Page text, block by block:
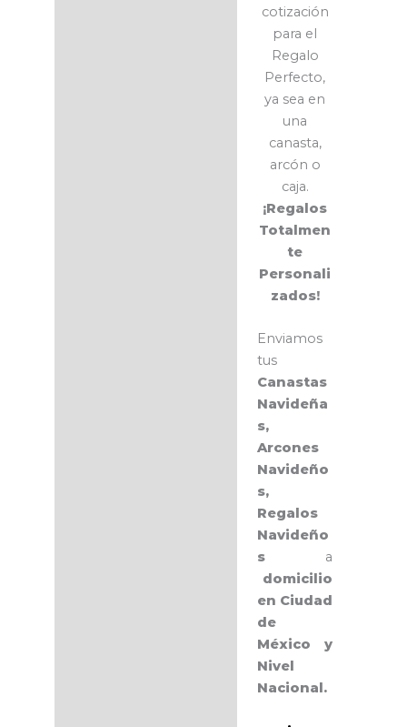
cotización
para el
Regalo
Perfecto,
ya sea en
una
canasta,
arcón o
caja.
¡Regalos
Totalmen
te
Personali
zados!
Enviamos
tus
Canastas
Navideña
s,
Arcones
Navideño
s,
Regalos
Navideño
s a
domicilio
en Ciudad
de
México y
Nivel
Nacional.